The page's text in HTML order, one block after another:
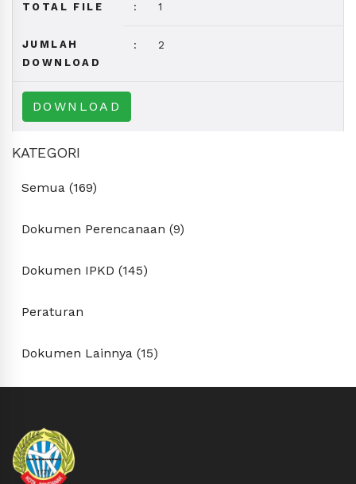
TOTAL FILE : 1
JUMLAH
DOWNLOAD
: 2
DOWNLOAD
KATEGORI
Semua (169)
Dokumen Perencanaan (9)
Dokumen IPKD (145)
Peraturan
Dokumen Lainnya (15)